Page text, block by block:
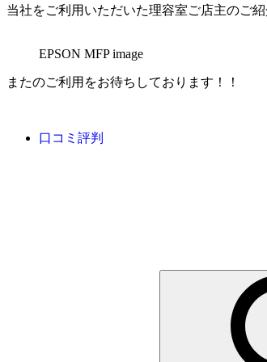
当社をご利用いただいた理容室ご店主のご
EPSON MFP image
またのご利用をお待ちしております！！
口コミ評判